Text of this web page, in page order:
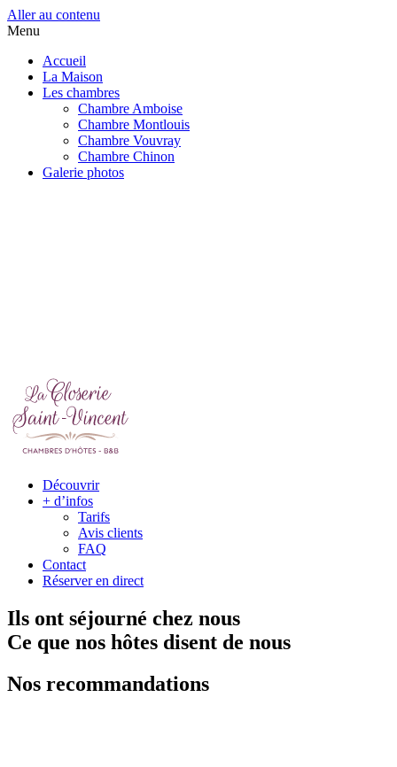
Aller au contenu
Menu
Accueil
La Maison
Les chambres
Chambre Amboise
Chambre Montlouis
Chambre Vouvray
Chambre Chinon
Galerie photos
Découvrir
+ d’infos
Tarifs
Avis clients
FAQ
Contact
Réserver en direct
Ils ont séjourné chez nous
Ce que nos hôtes disent de nous
Nos recommandations